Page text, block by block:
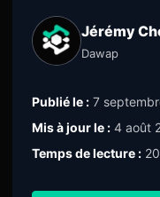
Jérémy
Dawap
Publié le : 7
Mis à jour le : 4 août
Temps de lecture :